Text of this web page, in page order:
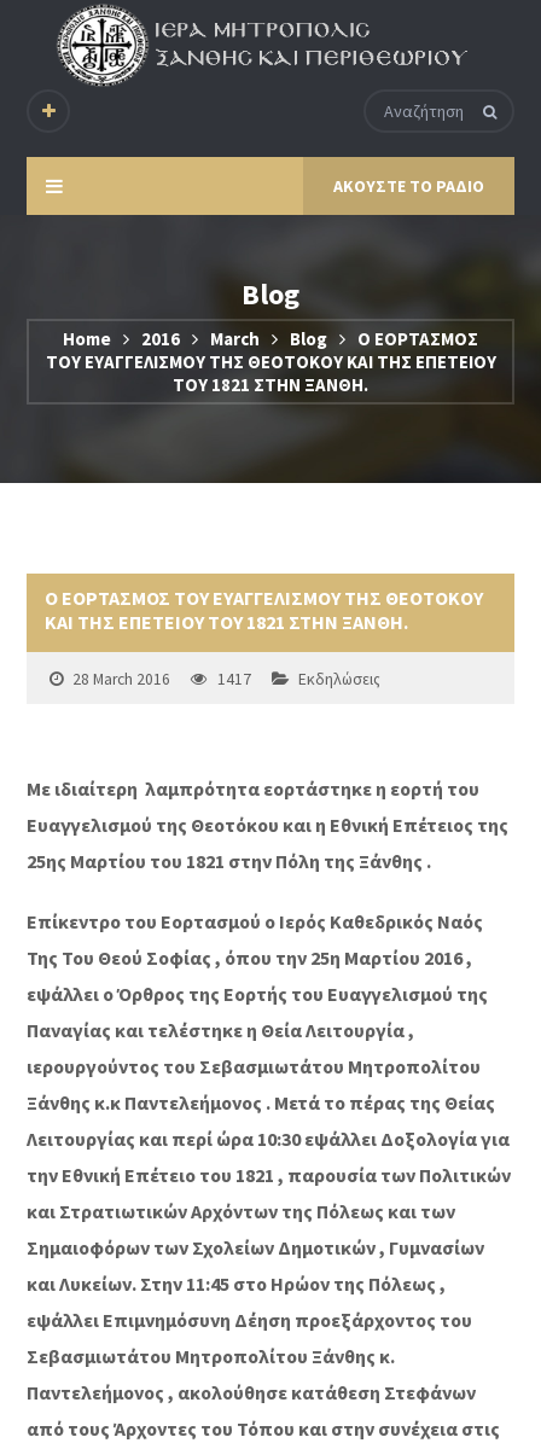
ΑΚΟΥΣΤΕ ΤΟ ΡΑΔΙΟ
Blog
Home 2016 March Blog
Ο ΕΟΡΤΑΣΜΟΣ
ΤΟΥ ΕΥΑΓΓΕΛΙΣΜΟΥ ΤΗΣ ΘΕΟΤΟΚΟΥ ΚΑΙ ΤΗΣ ΕΠΕΤΕΙΟΥ
ΤΟΥ 1821 ΣΤΗΝ ΞΑΝΘΗ.
Ο ΕΟΡΤΑΣΜΟΣ ΤΟΥ ΕΥΑΓΓΕΛΙΣΜΟΥ ΤΗΣ ΘΕΟΤΟΚΟΥ
ΚΑΙ ΤΗΣ ΕΠΕΤΕΙΟΥ ΤΟΥ 1821 ΣΤΗΝ ΞΑΝΘΗ.
28 March 2016 1417 Εκδηλώσεις
Με ιδιαίτερη λαμπρότητα εορτάστηκε η εορτή του
Ευαγγελισμού της Θεοτόκου και η Εθνική Επέτειος της
25ης Μαρτίου του 1821 στην Πόλη της Ξάνθης .
Επίκεντρο του Εορτασμού ο Ιερός Καθεδρικός Ναός
Της Του Θεού Σοφίας , όπου την 25η Μαρτίου 2016 ,
εψάλλει ο Όρθρος της Εορτής του Ευαγγελισμού της
Παναγίας και τελέστηκε η Θεία Λειτουργία ,
ιερουργούντος του Σεβασμιωτάτου Μητροπολίτου
Ξάνθης κ.κ Παντελεήμονος . Μετά το πέρας της Θείας
Λειτουργίας και περί ώρα 10:30 εψάλλει Δοξολογία για
την Εθνική Επέτειο του 1821 , παρουσία των Πολιτικών
και Στρατιωτικών Αρχόντων της Πόλεως και των
Σημαιοφόρων των Σχολείων Δημοτικών , Γυμνασίων
και Λυκείων. Στην 11:45 στο Ηρώον της Πόλεως ,
εψάλλει Επιμνημόσυνη Δέηση προεξάρχοντος του
Σεβασμιωτάτου Μητροπολίτου Ξάνθης κ.
Παντελεήμονος , ακολούθησε κατάθεση Στεφάνων
από τους Άρχοντες του Τόπου και στην συνέχεια στις